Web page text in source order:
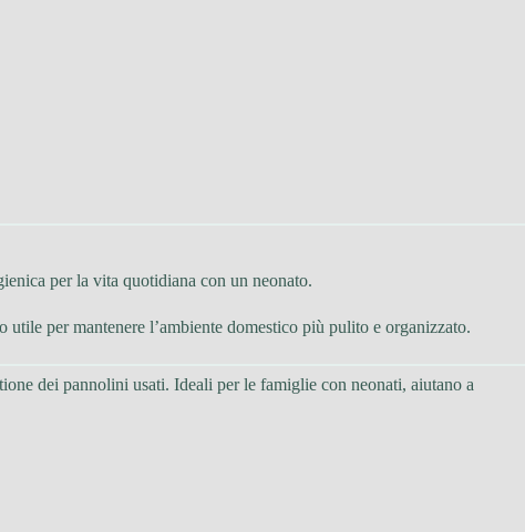
per la vita quotidiana con un neonato.
utile per mantenere l’ambiente domestico più pulito e organizzato.
dei pannolini usati. Ideali per le famiglie con neonati, aiutano a